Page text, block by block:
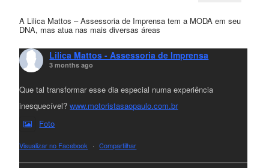
A Lilica Mattos – Assessoria de Imprensa tem a MODA em seu
DNA, mas atua nas mais diversas áreas
Lilica Mattos - Assessoria de Imprensa
3 months ago
Que tal transformar esse dia especial numa experiência
inesquecível?www.motoristasaopaulo.com.br
Foto
Visualizar no Facebook · Compartilhar